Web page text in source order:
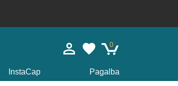
0
InstaCap Pagalba